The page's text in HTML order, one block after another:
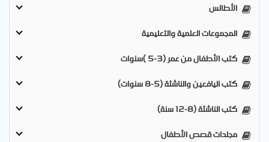
الأطالس
المجموعات العلمية والتعليمية
كتب الأطفال من عمر (3-5 )سنوات
كتب اليافعين والناشئة (5-8 سنوات)
كتب الناشئة (8-12 سنة)
مجلدات قصص الأطفال